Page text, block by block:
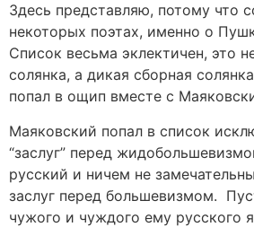
Здесь представляю, потому что
некоторых поэтах, именно о
Список весьма эклектичен, это
солянка, а дикая сборная
попал в ощип вместе с
Маяковский попал в список
“заслуг” перед
русский и ничем не
заслуг перед большевизмом.
чужого и чуждого ему русского